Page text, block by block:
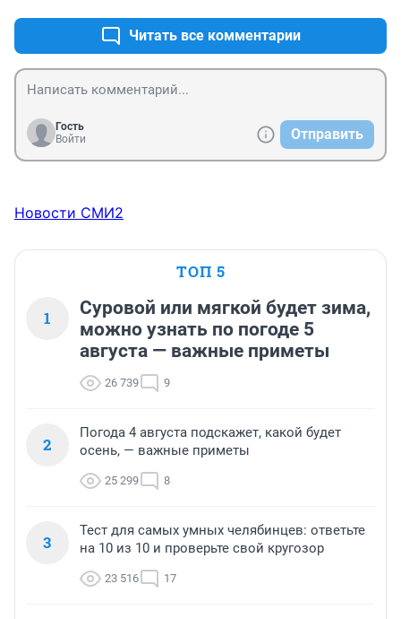
Читать все комментарии
Гость
Войти
Отправить
Новости СМИ2
ТОП 5
1
Суровой или мягкой будет зима,
можно узнать по погоде 5
августа — важные приметы
26 739 9
2
Погода 4 августа подскажет, какой будет
осень, — важные приметы
25 299 8
3
Тест для самых умных челябинцев: ответьте
на 10 из 10 и проверьте свой кругозор
23 516 17